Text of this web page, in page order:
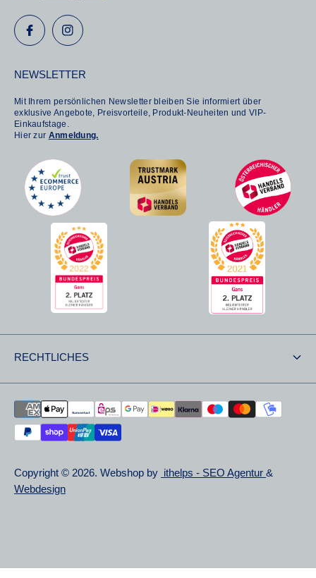
NEWSLETTER
Mit Ihrem persönlichen Newsletter bleiben Sie informiert über
exklusive Angebote, Preisvorteile, Produkt-Neuheiten und VIP-
Einkaufstage.
Hier zur Anmeldung.
RECHTLICHES
Versand & Retouren
Retoursendung
Widerrufsbelehrung
Cookie Einstellungen
Copyright © 2026. Webshop by ithelps - SEO Agentur &
Webdesign